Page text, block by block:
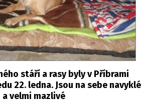
stáří a rasy byly v Příbrami
22. ledna. Jsou na sebe navyklé
a velmi mazlivé